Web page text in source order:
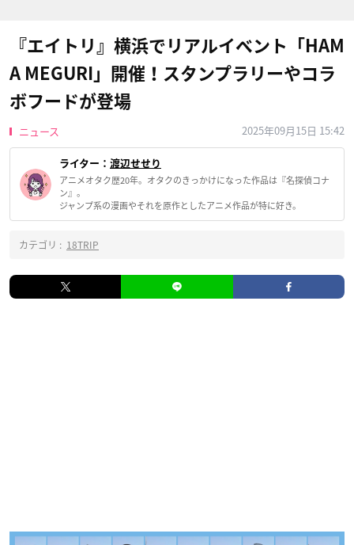
『エイトリ』横浜でリアルイベント「HAM
A MEGURI」開催！スタンプラリーやコラ
ボフードが登場
ニュース 2025年09月15日 15:42
ライター： 渡辺せせり
アニメオタク歴20年。オタクのきっかけになった作品は『名探偵コナ
ン』。
ジャンプ系の漫画やそれを原作としたアニメ作品が特に好き。
カテゴリ : 18TRIP